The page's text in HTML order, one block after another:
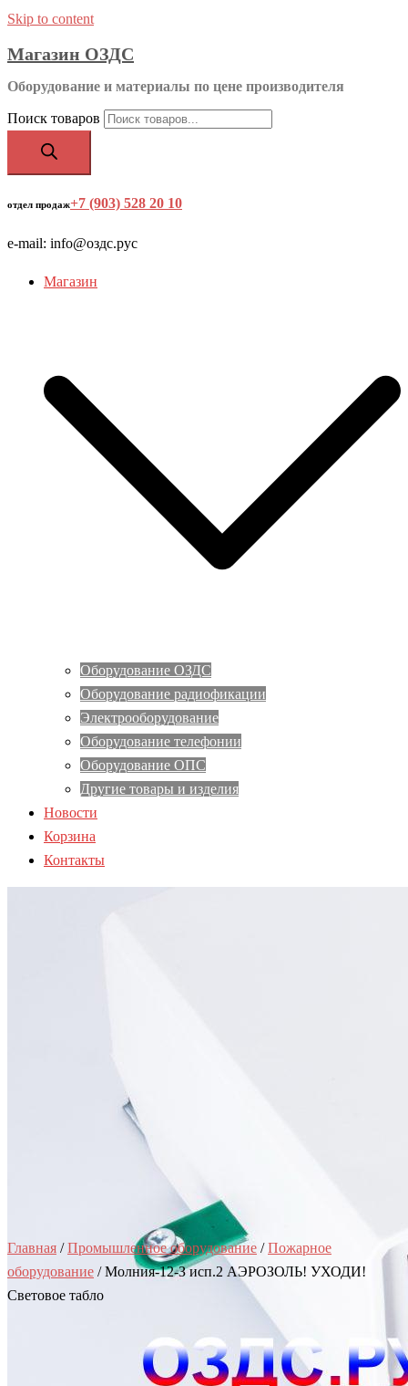
Skip to content
Магазин ОЗДС
Оборудование и материалы по цене производителя
Поиск товаров
отдел продаж+7 (903) 528 20 10
e-mail: info@оздс.рус
Магазин
Оборудование ОЗДС
Оборудование радиофикации
Электрооборудование
Оборудование телефонии
Оборудование ОПС
Другие товары и изделия
Новости
Корзина
Контакты
Главная /Промышленное оборудование /Пожарное
оборудование / Молния-12-З исп.2 АЭРОЗОЛЬ! УХОДИ!
Световое табло